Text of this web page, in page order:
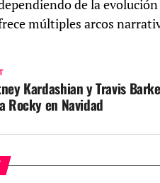
de la
múltiples arcos
Kardashian y Travis
Rocky en Navidad